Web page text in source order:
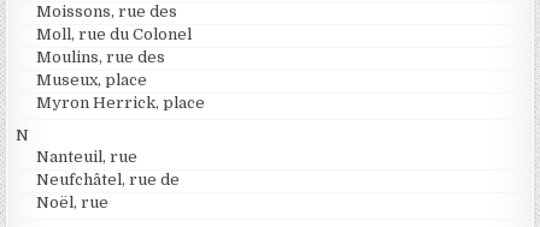
Moissons, rue des
Moll, rue du Colonel
Moulins, rue des
Museux, place
Myron Herrick, place
N
Nanteuil, rue
Neufchâtel, rue de
Noël, rue